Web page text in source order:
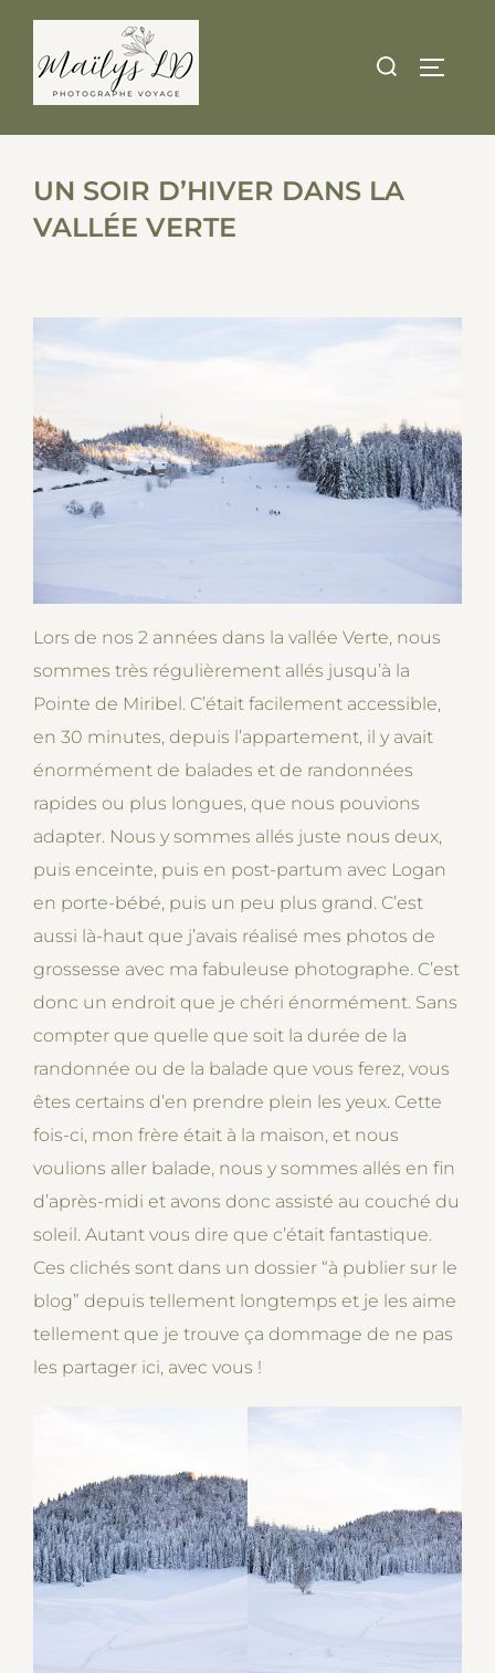
content
Search
UN SOIR D’HIVER DANS LA
VALLÉE VERTE
Lors de nos 2 années dans la vallée Verte, nous
sommes très régulièrement allés jusqu’à la
Pointe de Miribel. C’était facilement accessible,
en 30 minutes, depuis l’appartement, il y avait
énormément de balades et de randonnées
rapides ou plus longues, que nous pouvions
adapter. Nous y sommes allés juste nous deux,
puis enceinte, puis en post-partum avec Logan
en porte-bébé, puis un peu plus grand. C’est
aussi là-haut que j’avais réalisé mes photos de
grossesse avec ma fabuleuse photographe. C’est
donc un endroit que je chéri énormément. Sans
compter que quelle que soit la durée de la
randonnée ou de la balade que vous ferez, vous
êtes certains d’en prendre plein les yeux. Cette
fois-ci, mon frère était à la maison, et nous
voulions aller balade, nous y sommes allés en fin
d’après-midi et avons donc assisté au couché du
soleil. Autant vous dire que c’était fantastique.
Ces clichés sont dans un dossier “à publier sur le
blog” depuis tellement longtemps et je les aime
tellement que je trouve ça dommage de ne pas
les partager ici, avec vous !